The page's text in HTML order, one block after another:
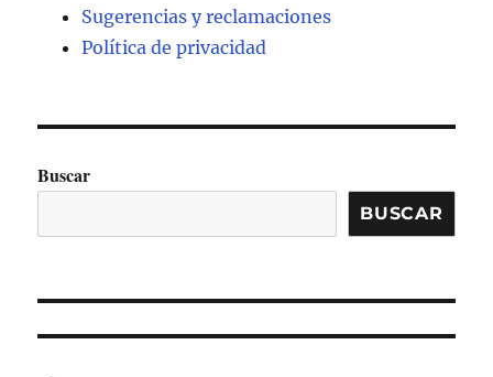
Sugerencias y reclamaciones
Política de privacidad
Buscar
BUSCAR